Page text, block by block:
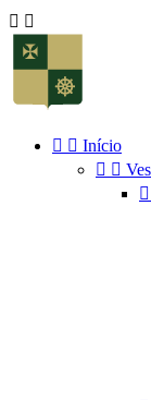
 
  Início
 
